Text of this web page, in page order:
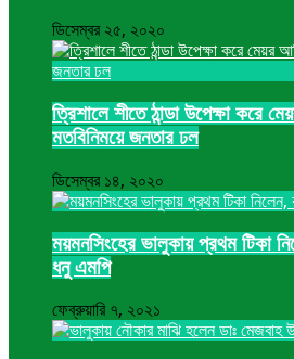
ডিসেম্বর ২৫, ২০২০
ত্রিশালে শীতে ঠান্ডা উপেক্ষা করে
মতবিনিময়ে জনতার ঢল
ডিসেম্বর ১৪, ২০২০
ময়মনসিংহের ভালুকায় প্রথম টিকা
ধনু এমপি
ফেব্রুয়ারি ৭, ২০২১